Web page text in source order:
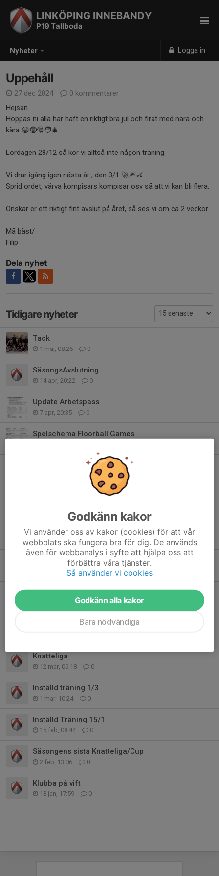
Nyheter Logga in
LINKÖPING INNEBANDY
P19 Tallboda
Uppehåll
27 dec 2024
0 kommentarer
Hejsan.
Hoppas ni alla har haft en riktigt bra jul och firat med nära och
kära 😃🤶🎅🧑‍🎄.
Lördagen 28/12 så kör vi alltså inte någon träning.
Vi drar igång igen nästa år , den 3/1 🚀🎆🏑
Sprid ordet, värva kompisars kompisar osv så att.vi kan bli flera.
Önskar er ett riktigt fint avslut på året, så ses vi om ca 2 veckor.
Må bäst/
Filip
Dela nyhet
Tidigare nyheter
Tack
1 maj, 08:26 0
SäsongsAvslutning
14 apr, 20:22 0
Update Arbetspass
7 apr, 20:35 0
Spelschema Floorball Games
Floorball Games - funktionärsschema
0
Floorball Games
28 mar, 08:40 0
Linköping Floorball Games
22 mar, 11:10 0
Knatteliga spelschema
14 mar, 08:45 0
Spelschema 14/3
Knatteliga
12 mar, 06:18 0
Inställd träning 1/3
1 mar, 10:24 0
Inställd Träning 15/1
15 feb, 08:44 0
Säsongens sista Knatteliga/Cup
2 feb, 13:06 0
Klubba på vift
18 jan, 17:59 0
Godkänn kakor
Vi använder oss av kakor (cookies) för att vår
webbplats ska fungera bra för dig. De används
även för webbanalys i syfte att hjälpa oss att
förbättra våra tjänster.
Så använder vi cookies
Godkänn alla kakor
Bara nödvändiga